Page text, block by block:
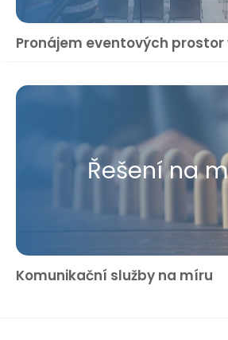
Pronájem eventových prostor
Řešení na
Komunikační služby na míru